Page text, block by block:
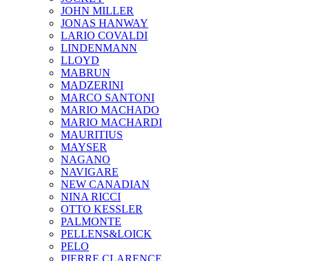
JOHN MILLER
JONAS HANWAY
LARIO COVALDI
LINDENMANN
LLOYD
MABRUN
MADZERINI
MARCO SANTONI
MARIO MACHADO
MARIO MACHARDI
MAURITIUS
MAYSER
NAGANO
NAVIGARE
NEW CANADIAN
NINA RICCI
OTTO KESSLER
PALMONTE
PELLENS&LOICK
PELO
PIERRE CLARENCE